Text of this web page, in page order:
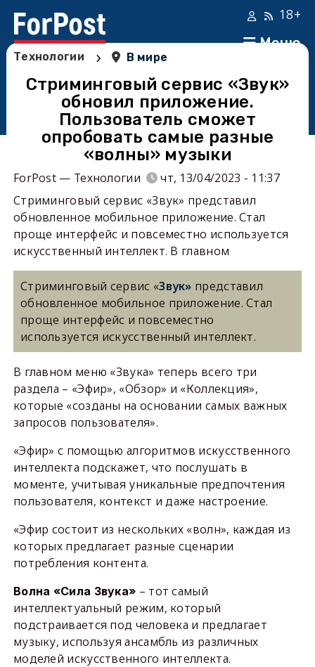
Меню
18+
Технологии › В мире
Стриминговый сервис «Звук»
обновил приложение.
Пользователь сможет
опробовать самые разные
«волны» музыки
ForPost — Технологии
чт, 13/04/2023 - 11:37
Стриминговый сервис «Звук» представил
обновленное мобильное приложение. Стал
проще интерфейс и повсеместно используется
искусственный интеллект. В главном
Стриминговый сервис «Звук» представил
обновленное мобильное приложение. Стал
проще интерфейс и повсеместно
используется искусственный интеллект.
В главном меню «Звука» теперь всего три
раздела – «Эфир», «Обзор» и «Коллекция»,
которые «созданы на основании самых важных
запросов пользователя».
«Эфир» с помощью алгоритмов искусственного
интеллекта подскажет, что послушать в
моменте, учитывая уникальные предпочтения
пользователя, контекст и даже настроение.
«Эфир состоит из нескольких «волн», каждая из
которых предлагает разные сценарии
потребления контента.
Волна «Сила Звука» – тот самый
интеллектуальный режим, который
подстраивается под человека и предлагает
музыку, используя ансамбль из различных
моделей искусственного интеллекта.